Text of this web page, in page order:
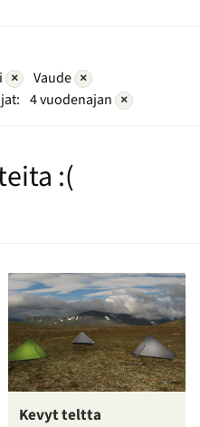
× Vaude ×
4 vuodenajan ×
:(
Kevyt teltta